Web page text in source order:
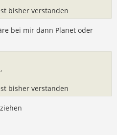
bisher verstanden
bei mir dann Planet oder
bisher verstanden